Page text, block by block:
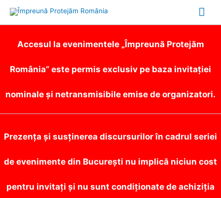
Accesul la evenimentele „Împreună Protejăm
România” este permis exclusiv pe baza invitației
nominale și netransmisibile emise de organizatori.
Prezența și susținerea discursurilor în cadrul seriei
de evenimente din București nu implică niciun cost
pentru invitați și nu sunt condiționate de achiziția